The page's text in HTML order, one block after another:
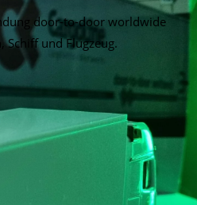
door-to-door worldwide
Schiff und Flugzeug.